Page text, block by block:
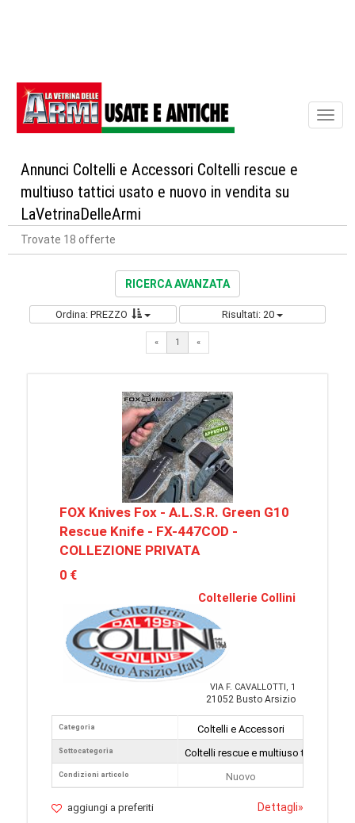
Annunci Coltelli e Accessori Coltelli rescue e
multiuso tattici usato e nuovo in vendita su
LaVetrinaDelleArmi
Trovate 18 offerte
RICERCA AVANZATA
Ordina: PREZZO Risultati: 20
« 1 «
FOX Knives Fox - A.L.S.R. Green G10
Rescue Knife - FX-447COD -
COLLEZIONE PRIVATA
0 €
Coltellerie Collini
VIA F. CAVALLOTTI, 1
21052 Busto Arsizio
Categoria
Sottocategoria
Condizioni articolo
Coltelli e Accessori
Coltelli rescue e multiuso tattici
Nuovo
aggiungi a preferiti Dettagli»